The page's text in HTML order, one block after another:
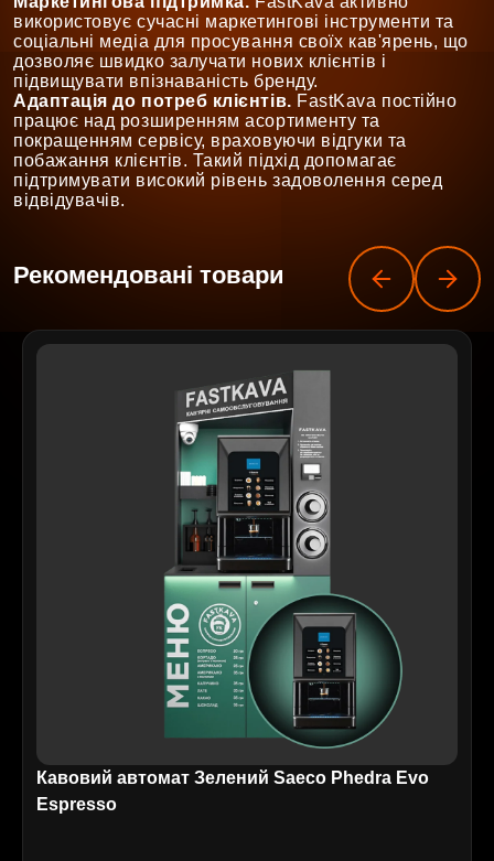
використовує сучасні маркетингові інструменти та
соціальні медіа для просування своїх кав'ярень, що
дозволяє швидко залучати нових клієнтів і
підвищувати впізнаваність бренду.
Адаптація до потреб клієнтів. FastKava постійно
працює над розширенням асортименту та
покращенням сервісу, враховуючи відгуки та
побажання клієнтів. Такий підхід допомагає
підтримувати високий рівень задоволення серед
відвідувачів.
Рекомендовані товари
Кавовий автомат Зелений Saeco Phedra Evo
Espresso